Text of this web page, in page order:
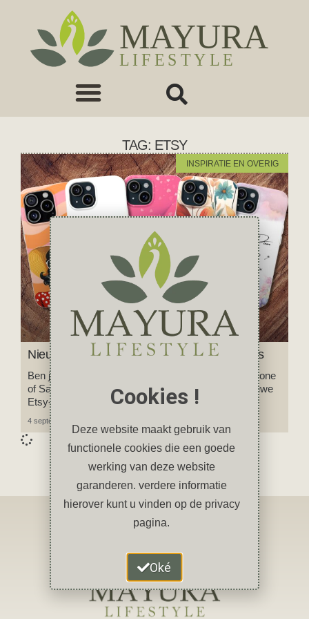
TAG: ETSY
INSPIRATIE EN OVERIG
Nieuw: Unieke zelfontworpen telefoonhoesjes
Ben je op zoek naar een origineel hoesje voor je iPhone
of Samsung? Neem dan eens een kijkje in mijn nieuwe
Etsy-shop!
4 september 2024
Cookies !
Deze website maakt gebruik van
functionele cookies die een goede
werking van deze website
garanderen. verdere informatie
hierover kunt u vinden op de privacy
pagina.
Oké